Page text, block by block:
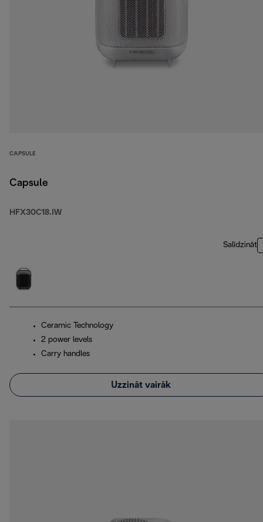
CAPSULE
Capsule
HFX30C18.IW
Salīdzināt
Ceramic Technology
2 power levels
Carry handles
Uzzināt vairāk